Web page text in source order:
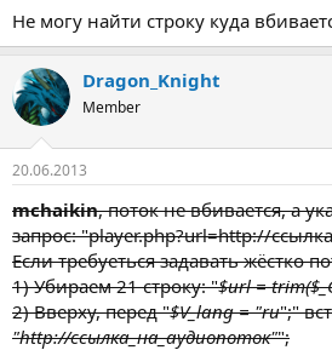
Не могу найти строку куда
Dragon_Knight
Member
20.06.2013
mchaikin, поток не вбивается, а
запрос: "player.php?url=http://
Если требуеться задавать жёстко
1) Убираем 21 строку: "$url =
2) Вверху, перед "$V_lang = "ru";"
"http://ссылка_на_аудиопоток"";